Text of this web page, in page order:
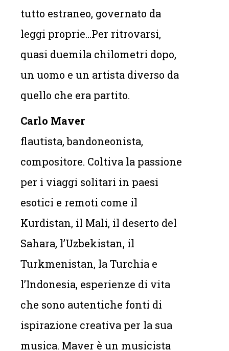
tutto estraneo, governato da
leggi proprie…Per ritrovarsi,
quasi duemila chilometri dopo,
un uomo e un artista diverso da
quello che era partito.
Carlo Maver
flautista, bandoneonista,
compositore. Coltiva la passione
per i viaggi solitari in paesi
esotici e remoti come il
Kurdistan, il Mali, il deserto del
Sahara, l’Uzbekistan, il
Turkmenistan, la Turchia e
l’Indonesia, esperienze di vita
che sono autentiche fonti di
ispirazione creativa per la sua
musica. Maver è un musicista